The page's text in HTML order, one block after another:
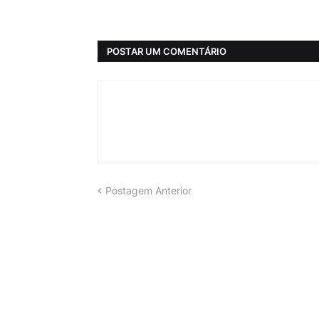
POSTAR UM COMENTÁRIO
Postagem Anterior